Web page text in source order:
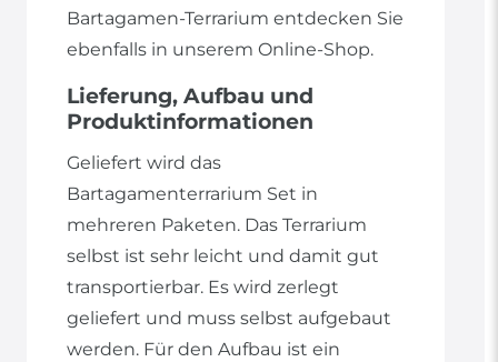
Bartagamen-Terrarium entdecken Sie
ebenfalls in unserem Online-Shop.
Lieferung, Aufbau und
Produktinformationen
Geliefert wird das
Bartagamenterrarium Set in
mehreren Paketen. Das Terrarium
selbst ist sehr leicht und damit gut
transportierbar. Es wird zerlegt
geliefert und muss selbst aufgebaut
werden. Für den Aufbau ist ein